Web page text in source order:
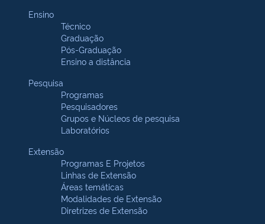
Ensino
Técnico
Graduação
Pós-Graduação
Ensino a distância
Pesquisa
Programas
Pesquisadores
Grupos e Núcleos de pesquisa
Laboratórios
Extensão
Programas E Projetos
Linhas de Extensão
Áreas temáticas
Modalidades de Extensão
Diretrizes de Extensão